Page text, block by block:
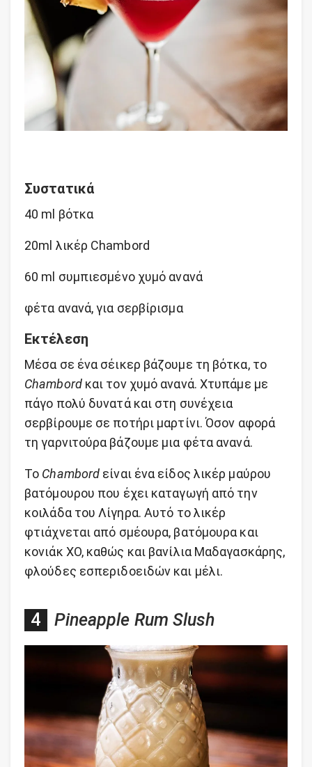
Συστατικά
40 ml βότκα
20ml λικέρ Chambord
60 ml συμπιεσμένο χυμό ανανά
φέτα ανανά, για σερβίρισμα
Εκτέλεση
Μέσα σε ένα σέικερ βάζουμε τη βότκα, το
Chambordκαι τον χυμό ανανά. Χτυπάμε με
πάγο πολύ δυνατά και στη συνέχεια
σερβίρουμε σε ποτήρι μαρτίνι. Όσον αφορά
τη γαρνιτούρα βάζουμε μια φέτα ανανά.
Το Chambord είναι ένα είδος λικέρ μαύρου
βατόμουρου που έχει καταγωγή από την
κοιλάδα του Λίγηρα. Αυτό το λικέρ
φτιάχνεται από σμέουρα, βατόμουρα και
κονιάκ XO, καθώς και βανίλια Μαδαγασκάρης,
φλούδες εσπεριδοειδών και μέλι.
Pineapple Rum Slush